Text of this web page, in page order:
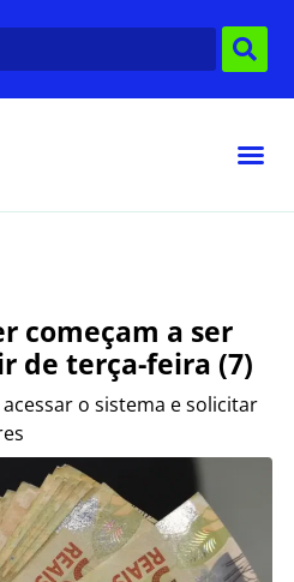
começam a ser
de terça-feira (7)
o sistema e solicitar